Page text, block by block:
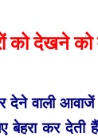
को देखने को
देने वाली
कर देती